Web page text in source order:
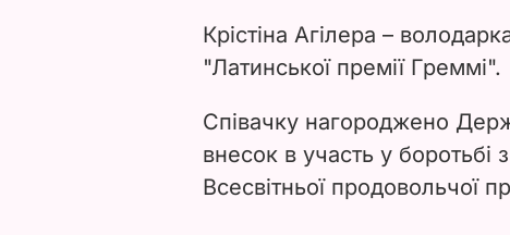
Крістіна Агілера –
"Латинської премії Греммі".
Співачку нагороджено
внесок в участь у
Всесвітньої продовольчої